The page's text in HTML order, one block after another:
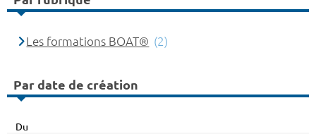
Les formations BOAT® (2)
Par date de création
Du